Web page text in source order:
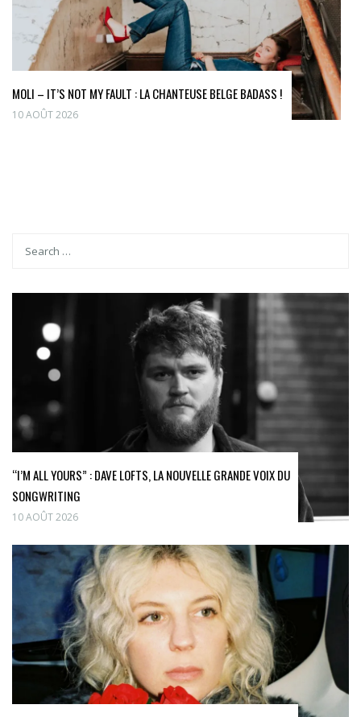
MOLI – IT’S NOT MY FAULT : LA CHANTEUSE BELGE BADASS !
10 AOÛT 2026
“I’M ALL YOURS” : DAVE LOFTS, LA NOUVELLE GRANDE VOIX DU
SONGWRITING
10 AOÛT 2026